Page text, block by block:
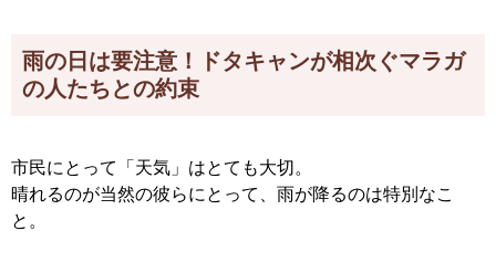
雨の日は要注意！ドタキャンが相次ぐマラガ
の人たちとの約束
市民にとって「天気」はとても大切。
晴れるのが当然の彼らにとって、雨が降るのは特別なこ
と。